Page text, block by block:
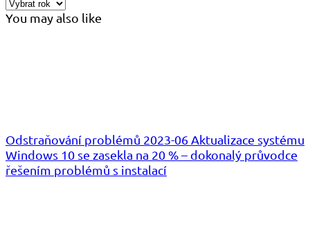
You may also like
Odstraňování problémů 2023-06 Aktualizace systému
Windows 10 se zasekla na 20 % – dokonalý průvodce
řešením problémů s instalací